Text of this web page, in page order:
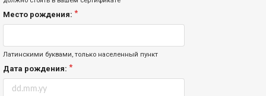
Место рождения:
Латинскими буквами, только населенный пункт
Дата рождения: